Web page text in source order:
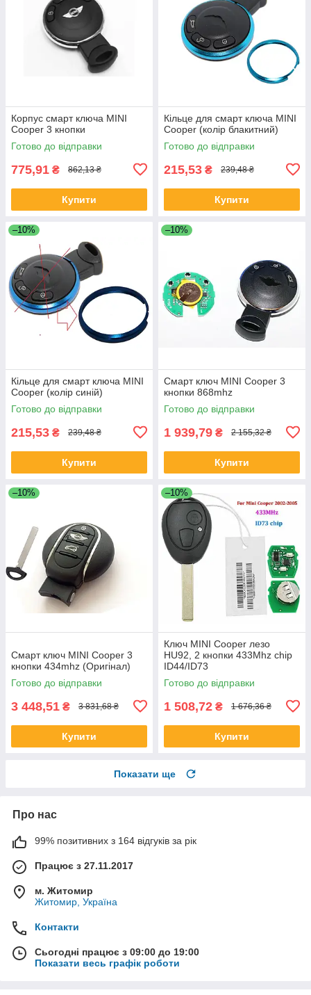
Корпус смарт ключа MINI
Cooper 3 кнопки
Готово до відправки
775,91 ₴ 862,13 ₴
Купити
Кільце для смарт ключа MINI
Cooper (колір блакитний)
Готово до відправки
215,53 ₴ 239,48 ₴
Купити
–10%
Кільце для смарт ключа MINI
Cooper (колір синій)
Готово до відправки
215,53 ₴ 239,48 ₴
Купити
–10%
Смарт ключ MINI Cooper 3
кнопки 868mhz
Готово до відправки
1 939,79 ₴ 2 155,32 ₴
Купити
–10%
Смарт ключ MINI Cooper 3
кнопки 434mhz (Оригінал)
Готово до відправки
3 448,51 ₴ 3 831,68 ₴
Купити
–10%
Ключ MINI Cooper лезо
HU92, 2 кнопки 433Mhz chip
ID44/ID73
Готово до відправки
1 508,72 ₴ 1 676,36 ₴
Купити
Показати ще
Про нас
99% позитивних з 164 відгуків за рік
Працює з 27.11.2017
м. Житомир
Житомир, Україна
Контакти
Сьогодні працює з 09:00 до 19:00
Показати весь графік роботи